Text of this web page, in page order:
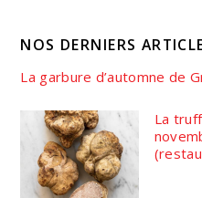
NOS DERNIERS
La garbure d’automne de
La